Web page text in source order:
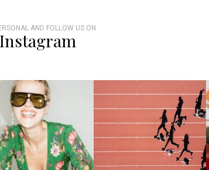
AND FOLLOW US ON
Instagram